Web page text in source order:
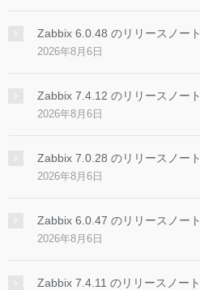
Zabbix 6.0.48 のリリースノート
2026年8月6日
Zabbix 7.4.12 のリリースノート
2026年8月6日
Zabbix 7.0.28 のリリースノート
2026年8月6日
Zabbix 6.0.47 のリリースノート
2026年8月6日
Zabbix 7.4.11 のリリースノート